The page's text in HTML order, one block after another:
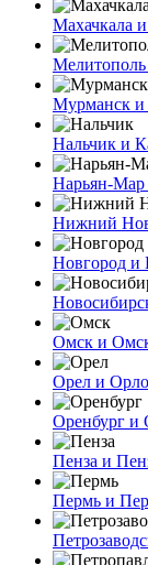
Махачкала
Мелитополь
Мурманск и
Нальчик и
Нарьян-
Нижний
Новгород и
Омск и
Орел и
Оренбург и
Пенза и
Пермь и